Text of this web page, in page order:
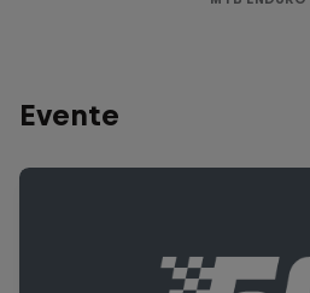
Evente